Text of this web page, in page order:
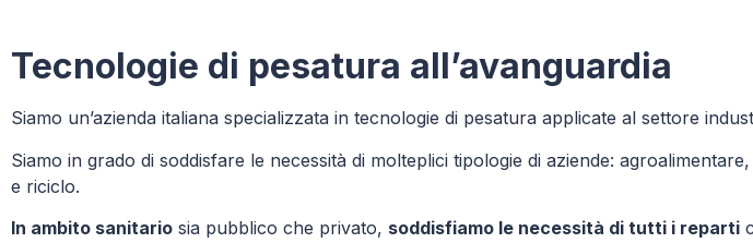
Tecnologie di pesatura all’avanguardia
Siamo un’azienda italiana specializzata in tecnologie di pesatura applicate al settore
Siamo in grado di soddisfare le necessità di molteplici tipologie di aziende:
e riciclo.
In ambito sanitario sia pubblico che privato, soddisfiamo le necessità di tutti i reparti